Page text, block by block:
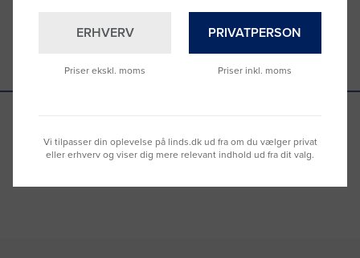
Se hvad vores kunder siger
ERHVERV
Priser ekskl. moms
PRIVATPERSON
Priser inkl. moms
Vi tilpasser din oplevelse på linds.dk ud fra om du vælger privat
eller erhverv og viser dig mere relevant indhold ud fra dit valg.